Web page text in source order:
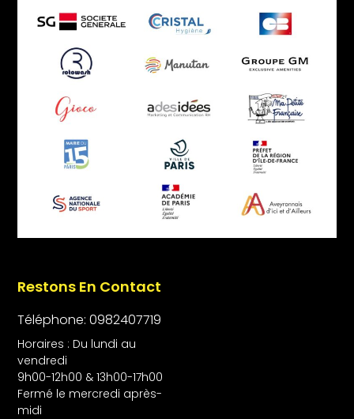
Restons En Contact
Téléphone: 0982407719
Horaires : Du lundi au
vendredi
9h00-12h00 & 13h00-17h00
Fermé le mercredi après-
midi